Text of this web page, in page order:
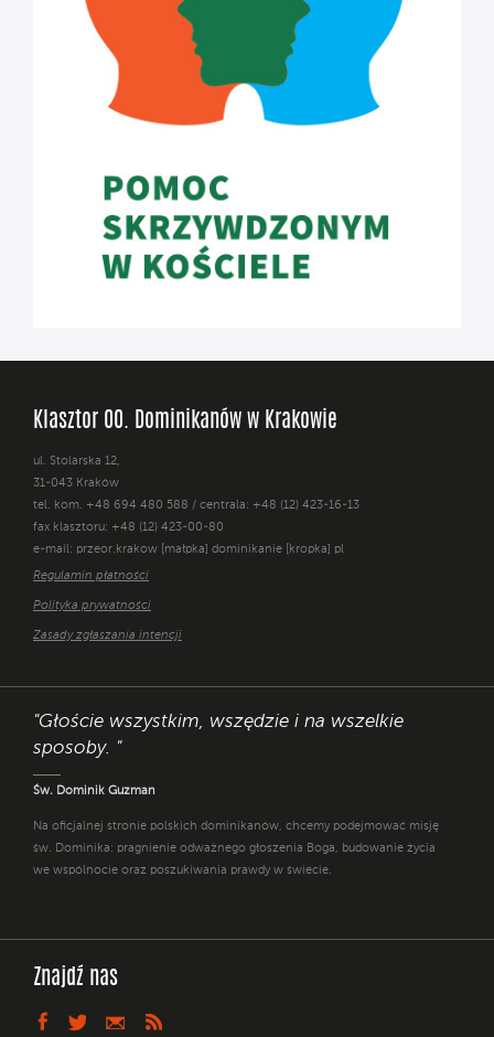
Klasztor OO. Dominikanów w Krakowie
ul. Stolarska 12,
31-043 Kraków
tel. kom. +48 694 480 588 / centrala: +48 (12) 423-16-13
fax klasztoru: +48 (12) 423-00-80
e-mail: przeor.krakow [małpka] dominikanie [kropka] pl
Regulamin płatności
Polityka prywatności
Zasady zgłaszania intencji
"Głoście wszystkim, wszędzie i na wszelkie
sposoby. "
Św. Dominik Guzman
Na oficjalnej stronie polskich dominikanów, chcemy podejmować misję
św. Dominika: pragnienie odważnego głoszenia Boga, budowanie życia
we wspólnocie oraz poszukiwania prawdy w świecie.
Znajdź nas